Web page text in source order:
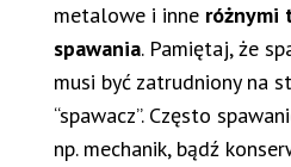
metalowe i inne różnymi
spawania. Pamiętaj, że
musi być zatrudniony na
“spawacz”. Często
np. mechanik, bądź